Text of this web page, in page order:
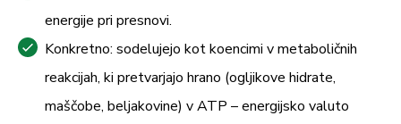
Priporočen dnevni odmerek (
Delež
PDV*
energije pri presnovi.
Konkretno: sodelujejo kot koencimi v metaboličnih
reakcijah, ki pretvarjajo hrano (ogljikove hidrate,
maščobe, beljakovine) v ATP – energijsko valuto